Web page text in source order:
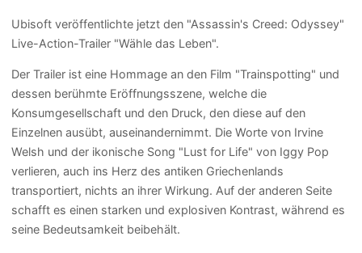
Ubisoft veröffentlichte jetzt den "Assassin's Creed: Odyssey"
Live-Action-Trailer "Wähle das Leben".
Der Trailer ist eine Hommage an den Film "Trainspotting" und
dessen berühmte Eröffnungsszene, welche die
Konsumgesellschaft und den Druck, den diese auf den
Einzelnen ausübt, auseinandernimmt. Die Worte von Irvine
Welsh und der ikonische Song "Lust for Life" von Iggy Pop
verlieren, auch ins Herz des antiken Griechenlands
transportiert, nichts an ihrer Wirkung. Auf der anderen Seite
schafft es einen starken und explosiven Kontrast, während es
seine Bedeutsamkeit beibehält.